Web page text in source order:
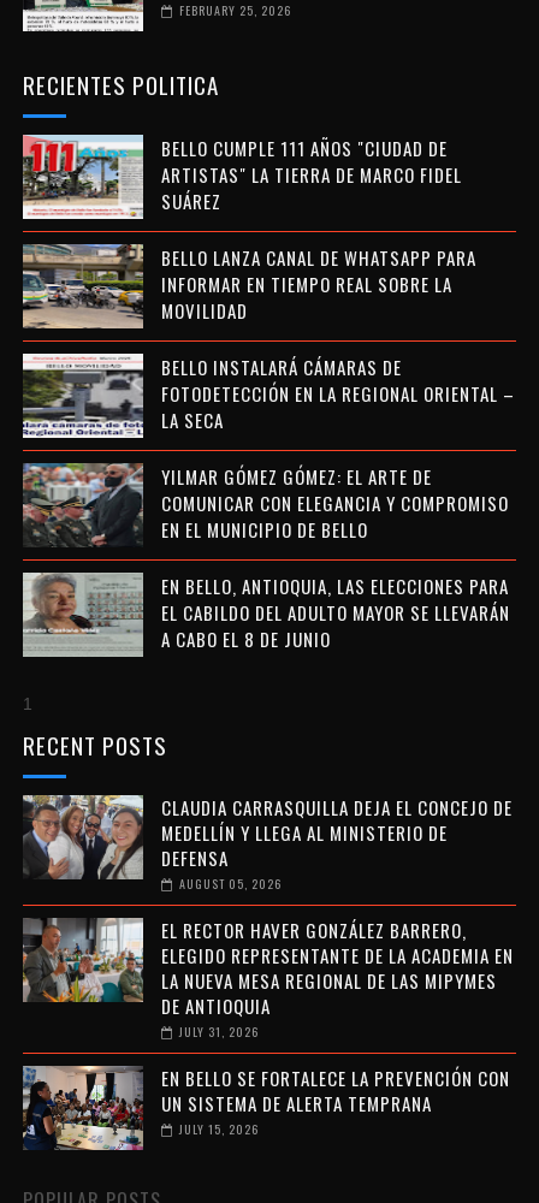
FEBRUARY 25, 2026
RECIENTES POLITICA
BELLO CUMPLE 111 AÑOS "CIUDAD DE
ARTISTAS" LA TIERRA DE MARCO FIDEL
SUÁREZ
BELLO LANZA CANAL DE WHATSAPP PARA
INFORMAR EN TIEMPO REAL SOBRE LA
MOVILIDAD
BELLO INSTALARÁ CÁMARAS DE
FOTODETECCIÓN EN LA REGIONAL ORIENTAL –
LA SECA
YILMAR GÓMEZ GÓMEZ: EL ARTE DE
COMUNICAR CON ELEGANCIA Y COMPROMISO
EN EL MUNICIPIO DE BELLO
EN BELLO, ANTIOQUIA, LAS ELECCIONES PARA
EL CABILDO DEL ADULTO MAYOR SE LLEVARÁN
A CABO EL 8 DE JUNIO
1
RECENT POSTS
CLAUDIA CARRASQUILLA DEJA EL CONCEJO DE
MEDELLÍN Y LLEGA AL MINISTERIO DE
DEFENSA
AUGUST 05, 2026
EL RECTOR HAVER GONZÁLEZ BARRERO,
ELEGIDO REPRESENTANTE DE LA ACADEMIA EN
LA NUEVA MESA REGIONAL DE LAS MIPYMES
DE ANTIOQUIA
JULY 31, 2026
EN BELLO SE FORTALECE LA PREVENCIÓN CON
UN SISTEMA DE ALERTA TEMPRANA
JULY 15, 2026